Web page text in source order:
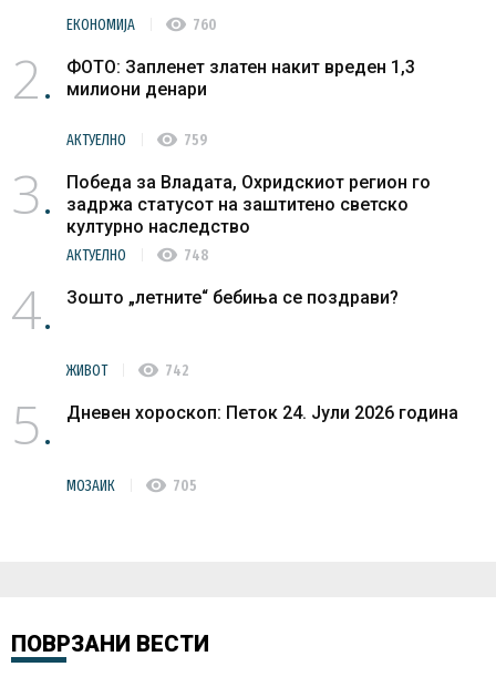
ЕКОНОМИЈА visibility 760
2
ФОТО: Запленет златен накит вреден 1,3
милиони денари
АКТУЕЛНО visibility 759
3
Победа за Владата, Охридскиот регион го
задржа статусот на заштитено светско
културно наследство
АКТУЕЛНО visibility 748
4 Зошто „летните“ бебиња се поздрави?
ЖИВОТ visibility 742
5 Дневен хороскоп: Петок 24. Јули 2026 година
МОЗАИК visibility 705
ПОВРЗАНИ ВЕСТИ